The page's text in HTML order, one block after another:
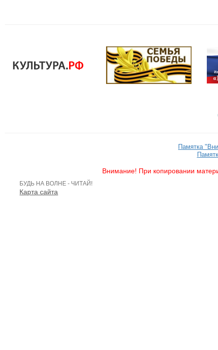
Памятка
Внимание! При копировании
БУДЬ НА ВОЛНЕ - ЧИТАЙ!
Карта сайта